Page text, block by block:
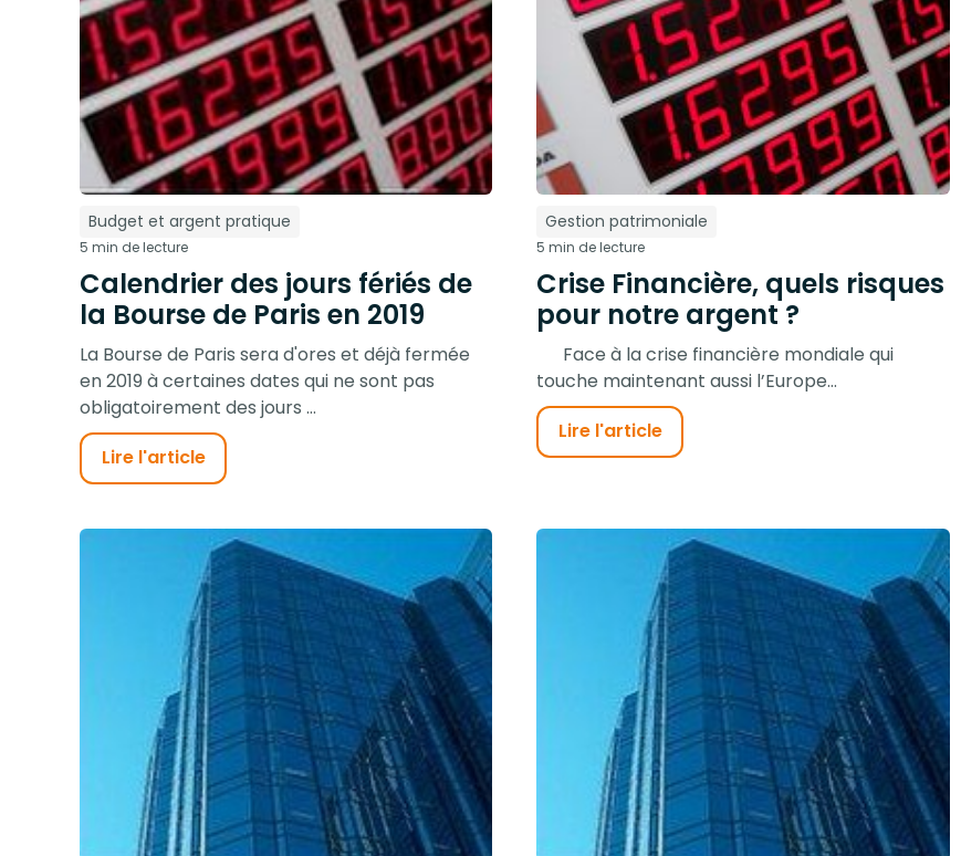
Budget et argent pratique
5 min de lecture
Calendrier des jours fériés de
la Bourse de Paris en 2019
La Bourse de Paris sera d'ores et déjà fermée
en 2019 à certaines dates qui ne sont pas
obligatoirement des jours ...
Lire l'article
Gestion patrimoniale
5 min de lecture
Crise Financière, quels risques
pour notre argent ?
Face à la crise financière mondiale qui
touche maintenant aussi l’Europe...
Lire l'article